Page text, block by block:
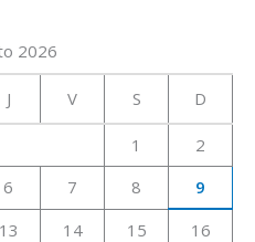
2026
J V S D
1
2
6 7 8
9
13 14 15
16